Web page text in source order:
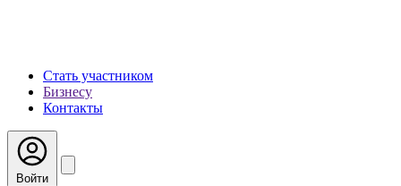
Стать участником
Бизнесу
Контакты
Войти